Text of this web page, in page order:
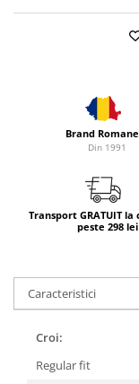
Brand
Din 1991
Transport GRATUIT la
peste 298 lei
Caracteristici
Croi:
Regular fit